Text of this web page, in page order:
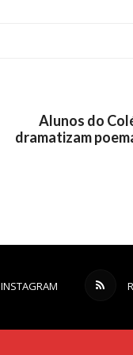
Alunos do
dramatizam
INSTAGRAM